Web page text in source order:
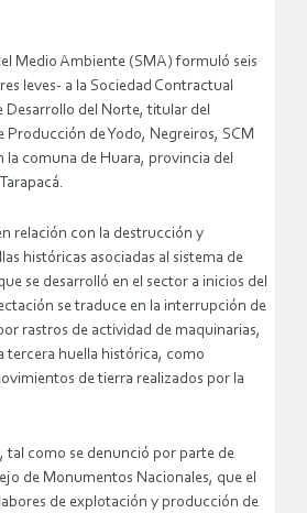
Medio Ambiente (SMA) formuló seis
leves- a la Sociedad Contractual
Desarrollo del Norte, titular del
de Yodo, Negreiros, SCM
la comuna de Huara, provincia del
relación con la destrucción y
históricas asociadas al sistema de
se desarrolló en el sector a inicios del
se traduce en la interrupción de
rastros de actividad de maquinarias,
tercera huella histórica, como
de tierra realizados por la
tal como se denunció por parte de
de Monumentos Nacionales, que el
de explotación y producción de